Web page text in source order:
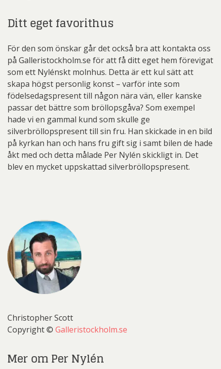
Ditt eget favorithus
För den som önskar går det också bra att kontakta oss
på Galleristockholm.se för att få ditt eget hem förevigat
som ett Nylénskt molnhus. Detta är ett kul sätt att
skapa högst personlig konst – varför inte som
födelsedagspresent till någon nära vän, eller kanske
passar det bättre som bröllopsgåva? Som exempel
hade vi en gammal kund som skulle ge
silverbröllopspresent till sin fru. Han skickade in en bild
på kyrkan han och hans fru gift sig i samt bilen de hade
åkt med och detta målade Per Nylén skickligt in. Det
blev en mycket uppskattad silverbröllopspresent.
Christopher Scott
Copyright © Galleristockholm.se
Mer om Per Nylén